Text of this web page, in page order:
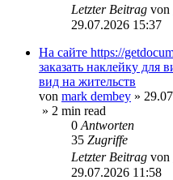
Letzter Beitrag von
29.07.2026 15:37
На сайте https://
заказать наклейку для
вид на жительств
von mark dembey »
» 2 min read
0 Antworten
35 Zugriffe
Letzter Beitrag von
29.07.2026 11:58